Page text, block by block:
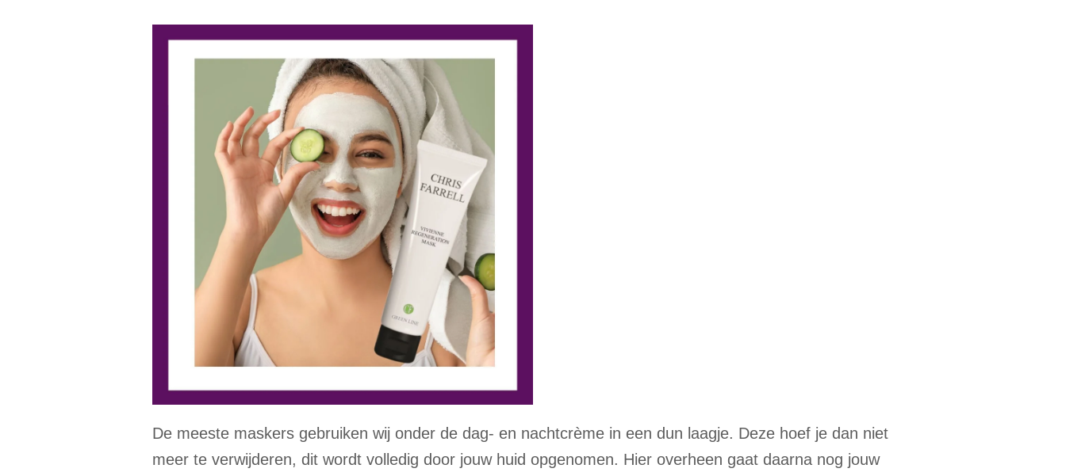
De meeste maskers gebruiken wij onder de dag- en nachtcrème in een dun laagje. Deze hoef je dan niet
meer te verwijderen, dit wordt volledig door jouw huid opgenomen. Hier overheen gaat daarna nog jouw